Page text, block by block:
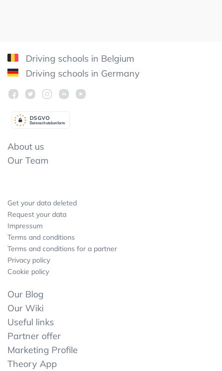
Driving schools in Belgium
Driving schools in Germany
Datenschutzkonform
DSGVO
About us
Our Team
Get your data deleted
Request your data
Impressum
Terms and conditions
Terms and conditions for a partner
Privacy policy
Cookie policy
Our Blog
Our Wiki
Useful links
Partner offer
Marketing Profile
Theory App